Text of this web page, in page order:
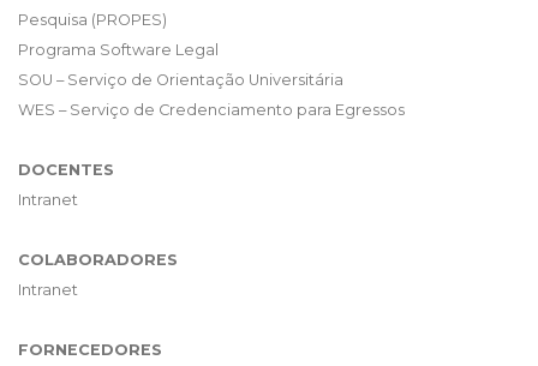
Pesquisa (PROPES)
Programa Software Legal
SOU – Serviço de Orientação Universitária
WES – Serviço de Credenciamento para Egressos
DOCENTES
Intranet
COLABORADORES
Intranet
FORNECEDORES